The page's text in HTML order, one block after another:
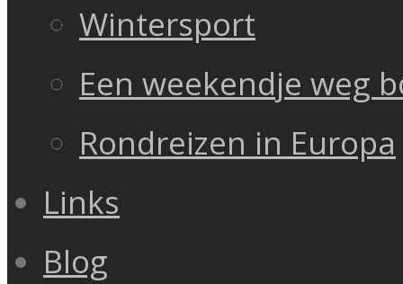
Wintersport
Een weekendje weg
Rondreizen in Europa
Links
Blog